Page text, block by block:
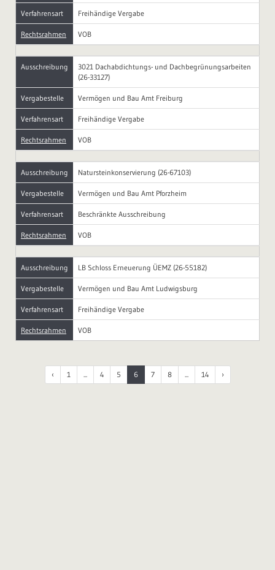
Verfahrensart Freihändige Vergabe
Rechtsrahmen VOB
Ausschreibung
3021 Dachabdichtungs- und Dachbegrünungsarbeiten
(26-33127)
Vergabestelle Vermögen und Bau Amt Freiburg
Verfahrensart Freihändige Vergabe
Rechtsrahmen VOB
Ausschreibung Natursteinkonservierung (26-67103)
Vergabestelle Vermögen und Bau Amt Pforzheim
Verfahrensart Beschränkte Ausschreibung
Rechtsrahmen VOB
Ausschreibung LB Schloss Erneuerung ÜEMZ (26-55182)
Vergabestelle Vermögen und Bau Amt Ludwigsburg
Verfahrensart Freihändige Vergabe
Rechtsrahmen VOB
‹ 1 ... 4 5 6 7 8 ... 14 ›